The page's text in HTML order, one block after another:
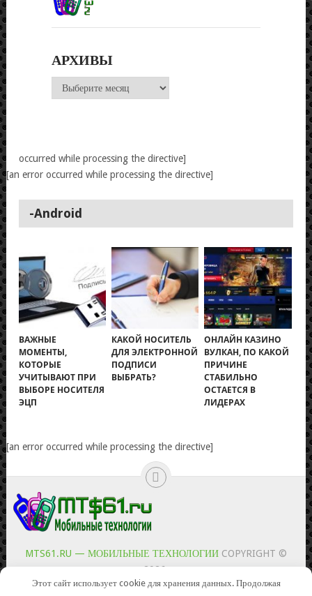
АРХИВЫ
Архивы
occurred while processing the directive]
[an error occurred while processing the directive]
-Android
ВАЖНЫЕ
МОМЕНТЫ,
КОТОРЫЕ
УЧИТЫВАЮТ ПРИ
ВЫБОРЕ НОСИТЕЛЯ
ЭЦП
КАКОЙ НОСИТЕЛЬ
ДЛЯ ЭЛЕКТРОННОЙ
ПОДПИСИ
ВЫБРАТЬ?
ОНЛАЙН КАЗИНО
ВУЛКАН, ПО КАКОЙ
ПРИЧИНЕ
СТАБИЛЬНО
ОСТАЕТСЯ В
ЛИДЕРАХ
[an error occurred while processing the directive]
MTS61.RU — МОБИЛЬНЫЕ ТЕХНОЛОГИИCOPYRIGHT ©
2026.
Этот сайт использует cookie для хранения данных. Продолжая